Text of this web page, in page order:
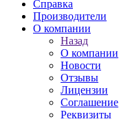
Справка
Производители
О компании
Назад
О компании
Новости
Отзывы
Лицензии
Соглашение
Реквизиты